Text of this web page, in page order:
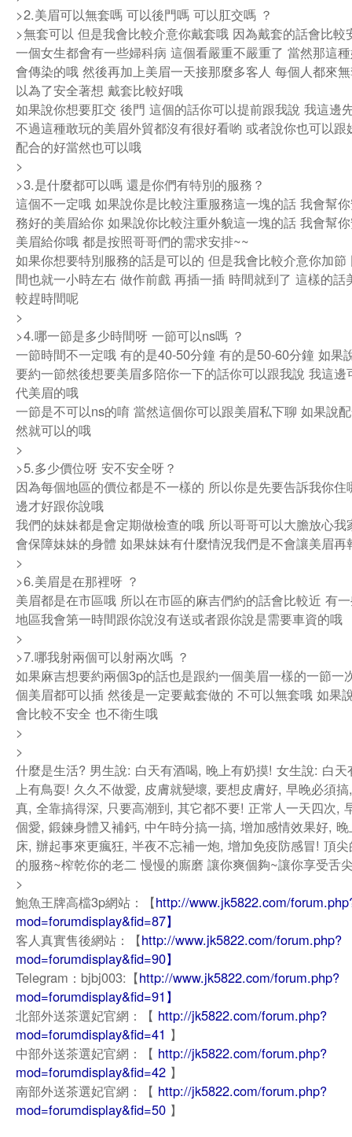
>2.美眉可以無套嗎 可以後門嗎 可以肛交嗎 ？
>無套可以 但是我會比較介意你戴套哦 因為戴套的話會比較
一個女生都會有一些婦科病 這個看嚴重不嚴重了 當然那這
會傳染的哦 然後再加上美眉一天接那麼多客人 每個人都來
以為了安全著想 戴套比較好哦
如果說你想要肛交 後門 這個的話你可以提前跟我說 我這邊
不過這種敢玩的美眉外貿都沒有很好看喲 或者說你也可以跟
配合的好當然也可以哦
>
>3.是什麼都可以嗎 還是你們有特別的服務？
這個不一定哦 如果說你是比較注重服務這一塊的話 我會幫
務好的美眉給你 如果說你比較注重外貌這一塊的話 我會幫
美眉給你哦 都是按照哥哥們的需求安排~~
如果你想要特別服務的話是可以的 但是我會比較介意你加節
間也就一小時左右 做作前戲 再插一插 時間就到了 這樣的話
較趕時間呢
>
>4.哪一節是多少時間呀 一節可以ns嗎 ？
一節時間不一定哦 有的是40-50分鐘 有的是50-60分鐘 如果
要約一節然後想要美眉多陪你一下的話你可以跟我說 我這邊
代美眉的哦
一節是不可以ns的唷 當然這個你可以跟美眉私下聊 如果說
然就可以的哦
>
>5.多少價位呀 安不安全呀？
因為每個地區的價位都是不一樣的 所以你是先要告訴我你住
邊才好跟你說哦
我們的妹妹都是會定期做檢查的哦 所以哥哥可以大膽放心我
會保障妹妹的身體 如果妹妹有什麼情況我們是不會讓美眉再
>
>6.美眉是在那裡呀 ？
美眉都是在市區哦 所以在市區的麻吉們約的話會比較近 有
地區我會第一時間跟你說沒有送或者跟你說是需要車資的哦
>
>7.哪我射兩個可以射兩次嗎 ？
如果麻吉想要約兩個3p的話也是跟約一個美眉一樣的一節一
個美眉都可以插 然後是一定要戴套做的 不可以無套哦 如果
會比較不安全 也不衛生哦
>
>
什麼是生活? 男生說: 白天有酒喝, 晚上有奶摸! 女生說: 白天
上有鳥耍! 久久不做愛, 皮膚就變壞, 要想皮膚好, 早晚必須
真, 全靠搞得深, 只要高潮到, 其它都不要! 正常人一天四次,
個愛, 鍛鍊身體又補鈣, 中午時分搞一搞, 增加感情效果好,
床, 辦起事來更瘋狂, 半夜不忘補一炮, 增加免疫防感冒! 頂
的服務~榨乾你的老二 慢慢的廝磨 讓你爽個夠~讓你享受舌
>
鮑魚王牌高檔3p網站：【http://www.jk5822.com/
mod=forumdisplay&fid=87】
客人真實售後網站：【http://www.jk5822.com/forum.php?
mod=forumdisplay&fid=90】
Telegram：bjbj003:【http://www.jk5822.com/forum.php?
mod=forumdisplay&fid=91】
北部外送茶選妃官網：【 http://jk5822.com/forum.php?
mod=forumdisplay&fid=41 】
中部外送茶選妃官網：【 http://jk5822.com/forum.php?
mod=forumdisplay&fid=42 】
南部外送茶選妃官網：【 http://jk5822.com/forum.php?
mod=forumdisplay&fid=50 】